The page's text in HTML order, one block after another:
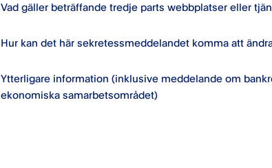
Vad gäller beträffande tredje parts webbplatser eller
Hur kan det här sekretessmeddelandet komma att
Ytterligare information (inklusive meddelande om
ekonomiska samarbetsområdet)